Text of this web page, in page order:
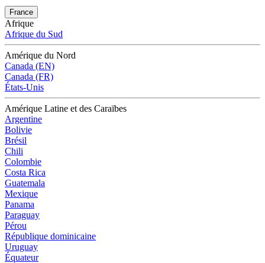
France
Afrique
Afrique du Sud
Amérique du Nord
Canada (EN)
Canada (FR)
États-Unis
Amérique Latine et des Caraïbes
Argentine
Bolivie
Brésil
Chili
Colombie
Costa Rica
Guatemala
Mexique
Panama
Paraguay
Pérou
République dominicaine
Uruguay
Équateur